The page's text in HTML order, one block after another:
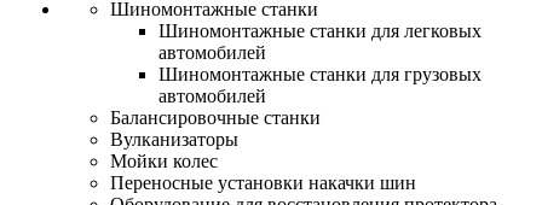
Шиномонтажные станки
Шиномонтажные станки для легковых
автомобилей
Шиномонтажные станки для грузовых
автомобилей
Балансировочные станки
Вулканизаторы
Мойки колес
Переносные установки накачки шин